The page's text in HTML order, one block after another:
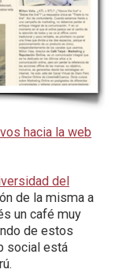
hacia la web
del
de la misma a
un café muy
de estos
social está